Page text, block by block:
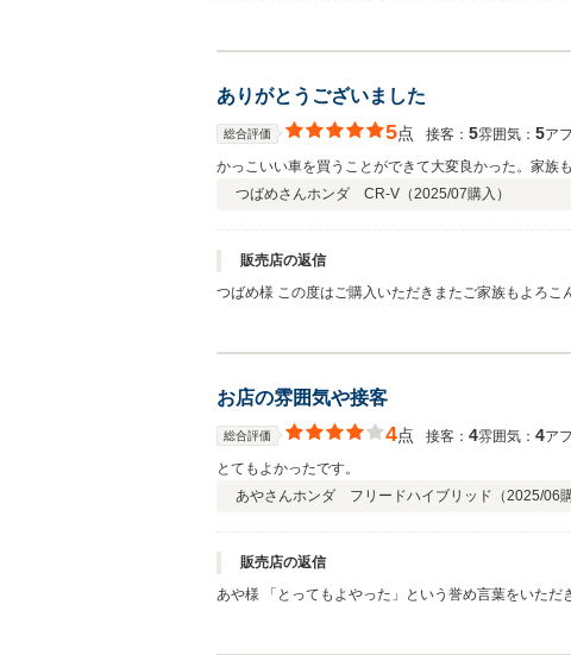
ありがとうございました
総合評価 5点 接客： 5雰囲気： 5ア
かっこいい車を買うことができて大変良かった。家族
つばめさんホンダ CR-V（2025/07購入）
販売店の返信
つばめ様 この度はご購入いただきまたご家族もよろ
お店の雰囲気や接客
総合評価 4点 接客： 4雰囲気： 4ア
とてもよかったです。
あやさんホンダ フリードハイブリッド（2025/06
販売店の返信
あや様 「とってもよやった」という誉め言葉をいた